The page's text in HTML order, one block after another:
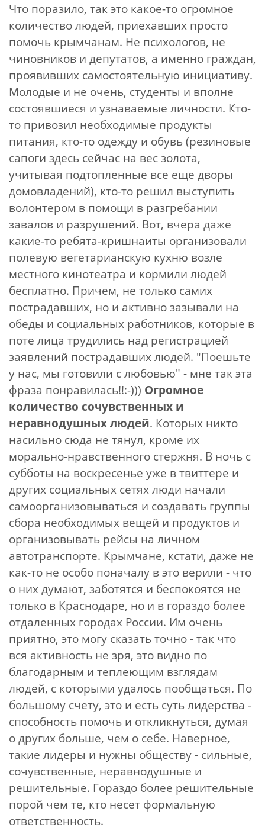
Что поразило, так это какое-то огромное
количество людей, приехавших просто
помочь крымчанам. Не психологов, не
чиновников и депутатов, а именно граждан,
проявивших самостоятельную инициативу.
Молодые и не очень, студенты и вполне
состоявшиеся и узнаваемые личности. Кто-
то привозил необходимые продукты
питания, кто-то одежду и обувь (резиновые
сапоги здесь сейчас на вес золота,
учитывая подтопленные все еще дворы
домовладений), кто-то решил выступить
волонтером в помощи в разгребании
завалов и разрушений. Вот, вчера даже
какие-то ребята-кришнаиты организовали
полевую вегетарианскую кухню возле
местного кинотеатра и кормили людей
бесплатно. Причем, не только самих
пострадавших, но и активно зазывали на
обеды и социальных работников, которые в
поте лица трудились над регистрацией
заявлений пострадавших людей. "Поешьте
у нас, мы готовили с любовью" - мне так эта
фраза понравилась!!:-))) Огромное
количество сочувственных и
неравнодушных людей. Которых никто
насильно сюда не тянул, кроме их
морально-нравственного стержня. В ночь с
субботы на воскресенье уже в твиттере и
других социальных сетях люди начали
самоорганизовываться и создавать группы
сбора необходимых вещей и продуктов и
организовывать рейсы на личном
автотранспорте. Крымчане, кстати, даже не
как-то не особо поначалу в это верили - что
о них думают, заботятся и беспокоятся не
только в Краснодаре, но и в гораздо более
отдаленных городах России. Им очень
приятно, это могу сказать точно - так что
вся активность не зря, это видно по
благодарным и теплеющим взглядам
людей, с которыми удалось пообщаться. По
большому счету, это и есть суть лидерства -
способность помочь и откликнуться, думая
о других больше, чем о себе. Наверное,
такие лидеры и нужны обществу - сильные,
сочувственные, неравнодушные и
решительные. Гораздо более решительные
порой чем те, кто несет формальную
ответственность.